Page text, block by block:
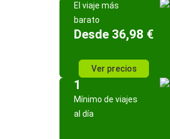
El viaje más
barato
Desde 36,98 €
Ver precios
1
Mínimo de viajes
al día